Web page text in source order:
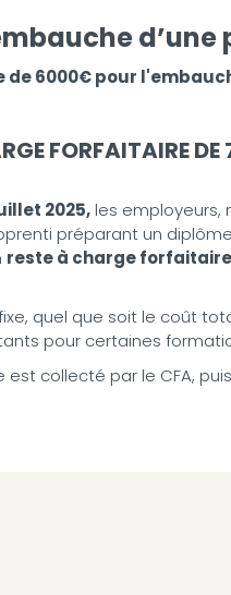
d’une
de 6000€ pour
FORFAITAIRE
2025,les employeurs,
préparant un
reste à charge
quel que soit le coût
pour certaines
collecté par le CFA,